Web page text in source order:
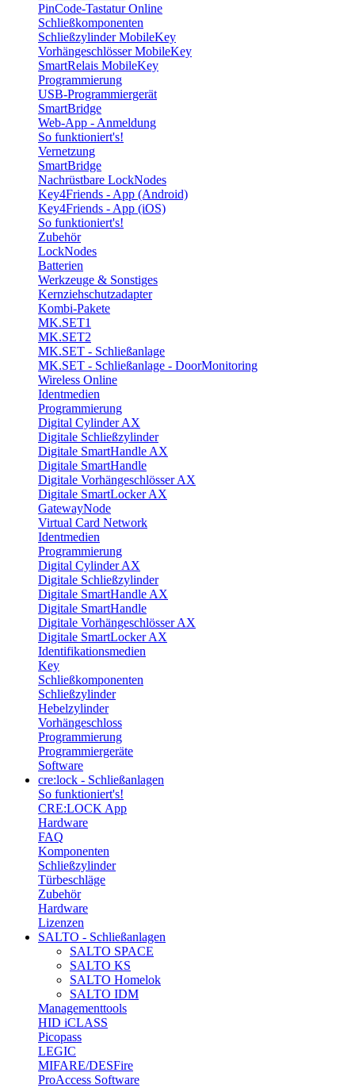
PinCode-Tastatur Online
Schließkomponenten
Schließzylinder MobileKey
Vorhängeschlösser MobileKey
SmartRelais MobileKey
Programmierung
USB-Programmiergerät
SmartBridge
Web-App - Anmeldung
So funktioniert's!
Vernetzung
SmartBridge
Nachrüstbare LockNodes
Key4Friends - App (Android)
Key4Friends - App (iOS)
So funktioniert's!
Zubehör
LockNodes
Batterien
Werkzeuge & Sonstiges
Kernziehschutzadapter
Kombi-Pakete
MK.SET1
MK.SET2
MK.SET - Schließanlage
MK.SET - Schließanlage - DoorMonitoring
Wireless Online
Identmedien
Programmierung
Digital Cylinder AX
Digitale Schließzylinder
Digitale SmartHandle AX
Digitale SmartHandle
Digitale Vorhängeschlösser AX
Digitale SmartLocker AX
GatewayNode
Virtual Card Network
Identmedien
Programmierung
Digital Cylinder AX
Digitale Schließzylinder
Digitale SmartHandle AX
Digitale SmartHandle
Digitale Vorhängeschlösser AX
Digitale SmartLocker AX
Identifikationsmedien
Key
Schließkomponenten
Schließzylinder
Hebelzylinder
Vorhängeschloss
Programmierung
Programmiergeräte
Software
cre:lock - Schließanlagen
So funktioniert's!
CRE:LOCK App
Hardware
FAQ
Komponenten
Schließzylinder
Türbeschläge
Zubehör
Hardware
Lizenzen
SALTO - Schließanlagen
SALTO SPACE
SALTO KS
SALTO Homelok
SALTO IDM
Managementtools
HID iCLASS
Picopass
LEGIC
MIFARE/DESFire
ProAccess Software